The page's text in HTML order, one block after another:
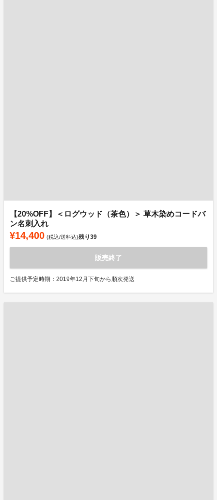
【20%OFF】＜ログウッド（茶色）＞ 草木染めコードバ
ン名刺入れ
¥14,400 (税込/送料込)残り39
販売終了
ご提供予定時期：2019年12月下旬から順次発送